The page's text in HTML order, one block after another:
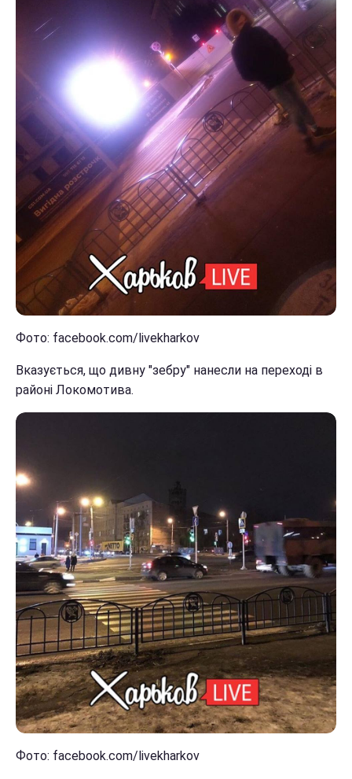
Фото: facebook.com/livekharkov
Вказується, що дивну "зебру" нанесли на переході в
районі Локомотива.
Фото: facebook.com/livekharkov